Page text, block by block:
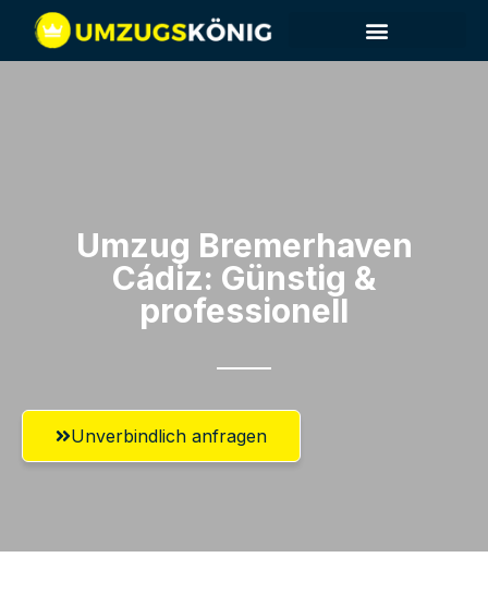
Umzug Bremerhaven​
Cádiz: Günstig &
professionell​
Unverbindlich anfragen